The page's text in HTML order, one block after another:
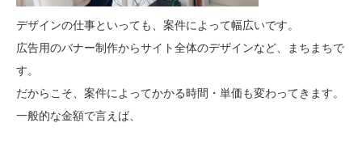
デザインの仕事といっても、案件によって幅広いです。
広告用のバナー制作からサイト全体のデザインなど、まちまちで
す。
だからこそ、案件によってかかる時間・単価も変わってきます。
一般的な金額で言えば、